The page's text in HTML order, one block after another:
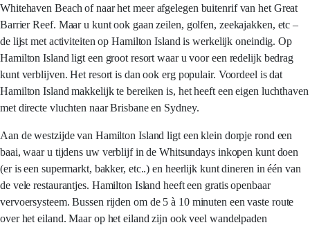
Whitehaven Beach of naar het meer afgelegen buitenrif van het Great
Barrier Reef. Maar u kunt ook gaan zeilen, golfen, zeekajakken, etc –
de lijst met activiteiten op Hamilton Island is werkelijk oneindig. Op
Hamilton Island ligt een groot resort waar u voor een redelijk bedrag
kunt verblijven. Het resort is dan ook erg populair. Voordeel is dat
Hamilton Island makkelijk te bereiken is, het heeft een eigen luchthaven
met directe vluchten naar Brisbane en Sydney.
Aan de westzijde van Hamilton Island ligt een klein dorpje rond een
baai, waar u tijdens uw verblijf in de Whitsundays inkopen kunt doen
(er is een supermarkt, bakker, etc..) en heerlijk kunt dineren in één van
de vele restaurantjes. Hamilton Island heeft een gratis openbaar
vervoersysteem. Bussen rijden om de 5 à 10 minuten een vaste route
over het eiland. Maar op het eiland zijn ook veel wandelpaden